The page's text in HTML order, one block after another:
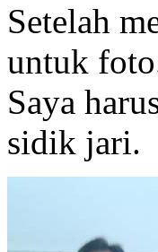
Setelah
untuk
Saya
sidik jari.